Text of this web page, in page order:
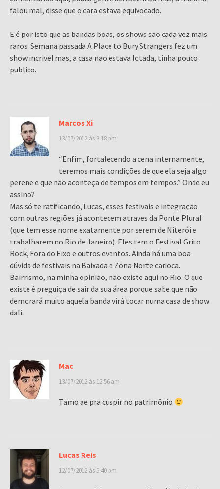
falou mal, disse que o cara estava equivocado.
E é por isto que as bandas boas, os shows são cada vez mais
raros. Semana passada A Place to Bury Strangers fez um
show incrivel mas, a casa nao estava lotada, tinha pouco
publico.
Marcos Xi
13/07/2012 às 3:18 pm
“Enfim, fortalecendo a cena internamente,
teremos mais condições de que ela seja algo
perene e que não aconteça de tempos em tempos.” Onde eu
assino?
Mas só te ratificando, Lucas, esses festivais e integração
com outras regiões já acontecem atraves da Ponte Plural
(que tem esse nome exatamente por serem de Niterói e
trabalharem no Rio de Janeiro). Eles tem o Festival Grito
Rock, Fora do Eixo e outros eventos. Ainda há uma boa
dúvida de festivais na Baixada e Zona Norte carioca.
Bairrismo, na minha opinião, não existe aqui no Rio. O que
existe é preguiça de sair da sua área porque sabe que não
demorará muito aquela banda virá tocar numa casa de show
dali.
Mac
13/07/2012 às 12:56 am
Tamo ae pra cuspir no patrimônio
Lucas Reis
12/07/2012 às 5:40 pm